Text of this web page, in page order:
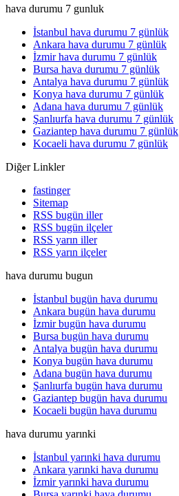
hava durumu 7 gunluk
İstanbul hava durumu 7 günlük
Ankara hava durumu 7 günlük
İzmir hava durumu 7 günlük
Bursa hava durumu 7 günlük
Antalya hava durumu 7 günlük
Konya hava durumu 7 günlük
Adana hava durumu 7 günlük
Şanlıurfa hava durumu 7 günlük
Gaziantep hava durumu 7 günlük
Kocaeli hava durumu 7 günlük
Diğer Linkler
fastinger
Sitemap
RSS bugün iller
RSS bugün ilçeler
RSS yarın iller
RSS yarın ilçeler
hava durumu bugun
İstanbul bugün hava durumu
Ankara bugün hava durumu
İzmir bugün hava durumu
Bursa bugün hava durumu
Antalya bugün hava durumu
Konya bugün hava durumu
Adana bugün hava durumu
Şanlıurfa bugün hava durumu
Gaziantep bugün hava durumu
Kocaeli bugün hava durumu
hava durumu yarınki
İstanbul yarınki hava durumu
Ankara yarınki hava durumu
İzmir yarınki hava durumu